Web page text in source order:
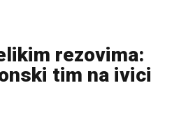
rezovima:
tim na ivici